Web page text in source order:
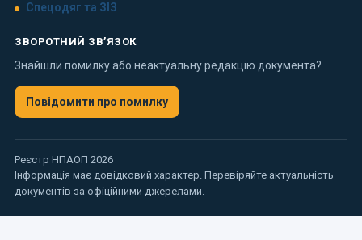
Спецодяг та ЗІЗ
ЗВОРОТНИЙ ЗВ’ЯЗОК
Знайшли помилку або неактуальну редакцію документа?
Повідомити про помилку
Реєстр НПАОП 2026
Інформація має довідковий характер. Перевіряйте актуальність
документів за офіційними джерелами.